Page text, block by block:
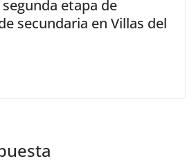
segunda etapa de
secundaria en Villas del